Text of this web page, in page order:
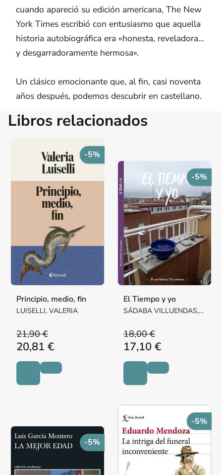
cuando apareció su edición americana, The New
York Times escribió con entusiasmo que aquella
historia autobiográfica era «honesta, reveladora...
y desgarradoramente hermosa».
Un clásico emocionante que, al fin, casi noventa
años después, podemos descubrir en castellano.
Libros relacionados
-5%
Principio, medio, fin
LUISELLI, VALERIA
21,90 €
20,81 €
-5%
El Tiempo y yo
SÁDABA VILLUENDAS,
18,00 €
17,10 €
-5%
-5%